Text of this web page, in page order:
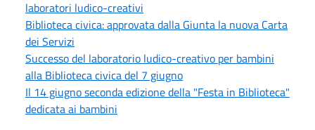
laboratori ludico-creativi
Biblioteca civica: approvata dalla Giunta la nuova Carta
dei Servizi
Successo del laboratorio ludico-creativo per bambini
alla Biblioteca civica del 7 giugno
Il 14 giugno seconda edizione della "Festa in Biblioteca"
dedicata ai bambini